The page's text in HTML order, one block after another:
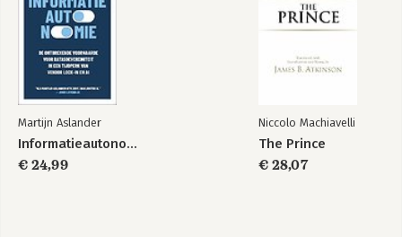
Contact of coaching
Martijn Aslander
Informatieautonomie
€ 24,99
Niccolo Machiavelli
The Prince
€ 28,07